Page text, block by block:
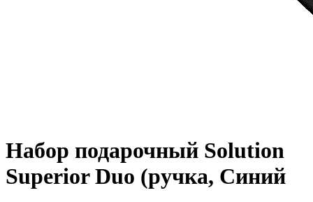
Набор подарочный Solution
Superior Duo (ручка, Синий